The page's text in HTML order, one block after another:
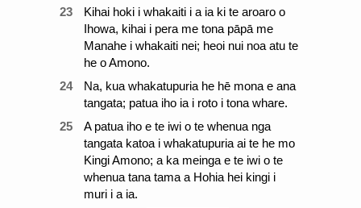
23
Kihai hoki i whakaiti i a ia ki te aroaro o
Ihowa, kihai i pera me tona pāpā me
Manahe i whakaiti nei; heoi nui noa atu te
he o Amono.
24
Na, kua whakatupuria he hē mona e ana
tangata; patua iho ia i roto i tona whare.
25
A patua iho e te iwi o te whenua nga
tangata katoa i whakatupuria ai te he mo
Kingi Amono; a ka meinga e te iwi o te
whenua tana tama a Hohia hei kingi i
muri i a ia.